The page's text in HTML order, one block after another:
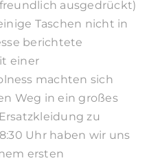
ausgedrückt)
Taschen nicht in
berichtete
einer
machten sich
Weg in ein großes
zu
Uhr haben wir uns
ersten